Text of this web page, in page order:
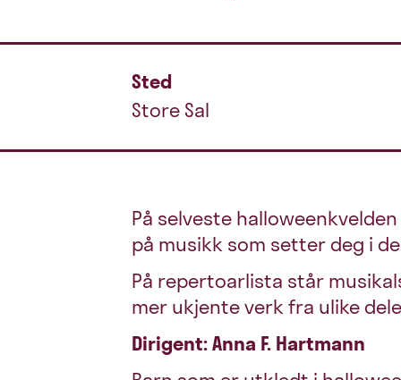
Sted
Store Sal
På selveste
på musikk som setter deg i
På repertoarlista står
mer ukjente verk fra ulike
Dirigent: Anna F. Hartmann